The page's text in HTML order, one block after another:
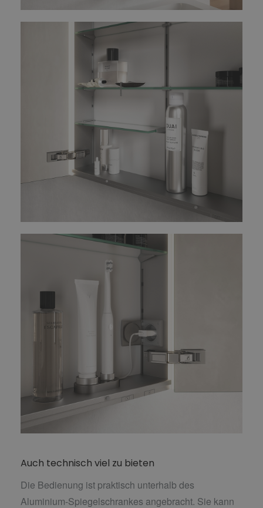
Auch technisch viel zu bieten
Die Bedienung ist praktisch unterhalb des
Aluminium-Spiegelschrankes angebracht. Sie kann